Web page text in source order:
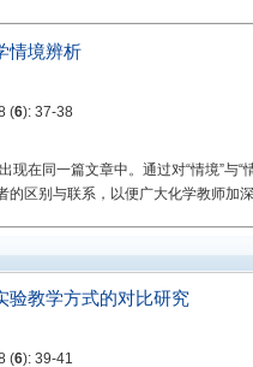
情境辨析
(6): 37-38
现在同一篇文章中。通过对“情境”与
的区别与联系，以便广大化学教师加
验教学方式的对比研究
(6): 39-41